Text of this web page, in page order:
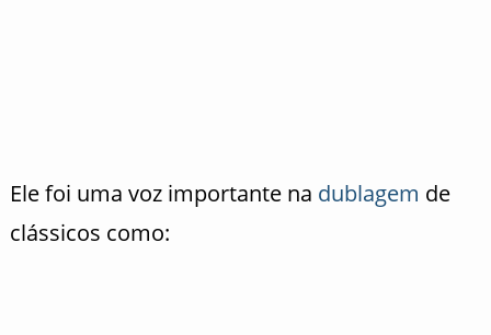
Ele foi uma voz importante na dublagem de
clássicos como: